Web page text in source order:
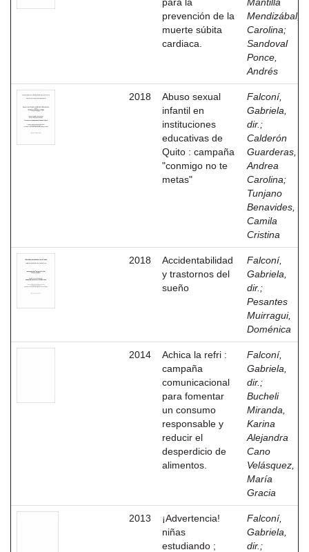
prevención de la
muerte súbita
cardiaca.
Mendizábal,
Carolina;
Sandoval
Ponce,
Andrés
2018
Abuso sexual
infantil en
instituciones
educativas de
Quito : campaña
"conmigo no te
metas"
Falconí,
Gabriela,
dir. ;
Calderón
Guarderas,
Andrea
Carolina;
Tunjano
Benavides,
Camila
Cristina
2018
Accidentabilidad
y trastornos del
sueño
Falconí,
Gabriela,
dir. ;
Pesantes
Muirragui,
Doménica
2014
Achica la refri :
campaña
comunicacional
para fomentar
un consumo
responsable y
reducir el
desperdicio de
alimentos.
Falconí,
Gabriela,
dir. ;
Bucheli
Miranda,
Karina
Alejandra
Cano
Velásquez,
María
Gracia
2013
¡Advertencia!
niñas
estudiando ;
Falconí,
Gabriela,
dir. ;